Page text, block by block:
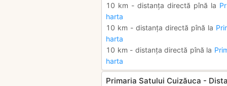
10 km - distanța directă pînă la
harta
10 km - distanța directă pînă la
harta
10 km - distanța directă pînă la
harta
Primaria Satului Cuizăuca -